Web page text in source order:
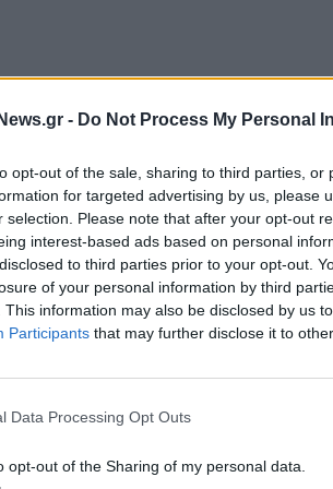
- Do Not Process My Personal
opt-out of the sale, sharing to third parties, or
for targeted advertising by us, please
selection. Please note that after your opt-out
interest-based ads based on personal
to third parties prior to your opt-out.
of your personal information by third
This information may also be disclosed by us
Participants that may further disclose it to
Data Processing Opt Outs
opt-out of the Sharing of my personal data.
για κατανάλωση έως 500
έναντι 11,898 τον
(πάνω από 500 κιλοβατώρες το
το νυχτερινό 11,418 σεντς ανά
παραμένει σε χαμηλότερα επίπεδα
σεντς έως 500 κιλοβατώρες,
Ιουλίου από την πλειονότητα των